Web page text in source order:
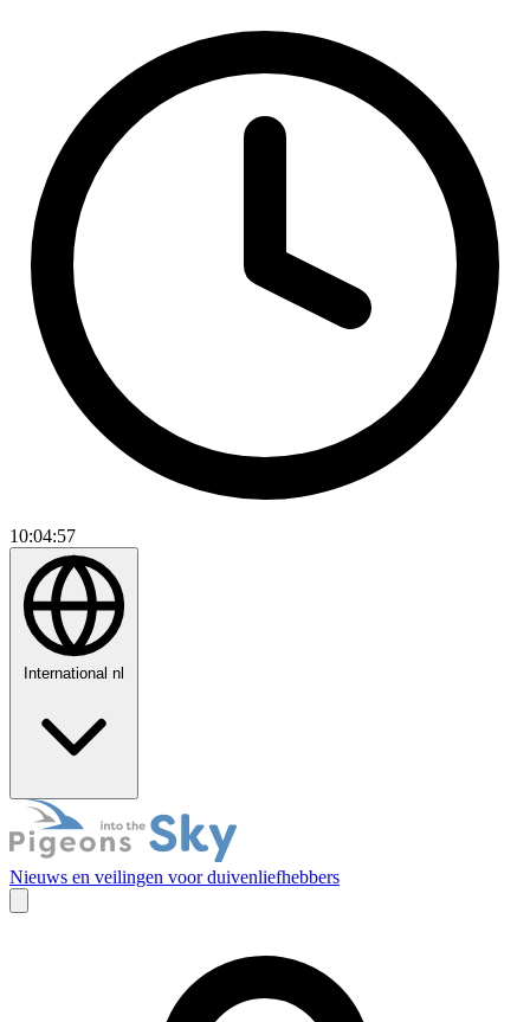
10:04:58
International nl
Nieuws en veilingen voor duivenliefhebbers